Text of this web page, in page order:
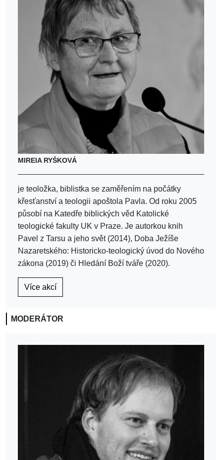
MIREIA RYŠKOVÁ
je teoložka, biblistka se zaměřením na počátky
křesťanství a teologii apoštola Pavla. Od roku 2005
působí na Katedře biblických věd Katolické
teologické fakulty UK v Praze. Je autorkou knih
Pavel z Tarsu a jeho svět (2014), Doba Ježíše
Nazaretského: Historicko-teologický úvod do Nového
zákona (2019) či Hledání Boží tváře (2020).
Více akcí
MODERÁTOR